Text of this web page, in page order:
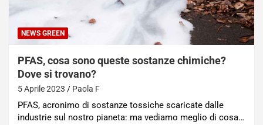
NEWS GREEN
PFAS, cosa sono queste sostanze chimiche?
Dove si trovano?
5 Aprile 2023 Paola F
PFAS, acronimo di sostanze tossiche scaricate dalle
industrie sul nostro pianeta: ma vediamo meglio di cosa…